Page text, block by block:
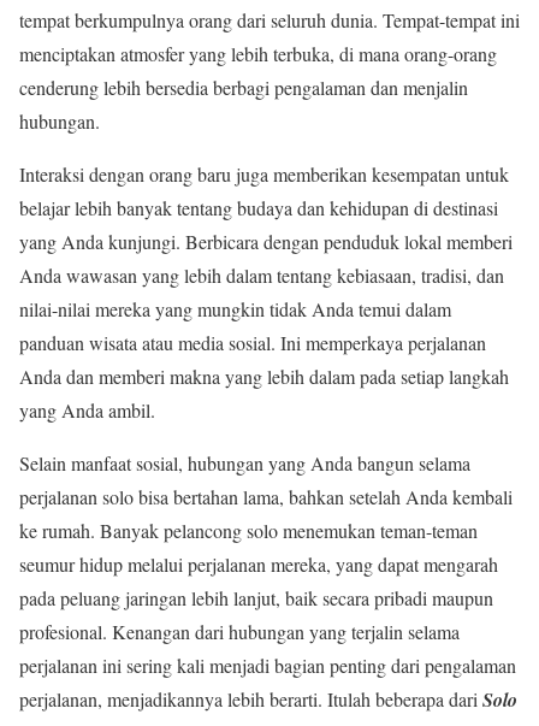
tempat berkumpulnya orang dari seluruh dunia. Tempat-tempat ini
menciptakan atmosfer yang lebih terbuka, di mana orang-orang
cenderung lebih bersedia berbagi pengalaman dan menjalin
hubungan.
Interaksi dengan orang baru juga memberikan kesempatan untuk
belajar lebih banyak tentang budaya dan kehidupan di destinasi
yang Anda kunjungi. Berbicara dengan penduduk lokal memberi
Anda wawasan yang lebih dalam tentang kebiasaan, tradisi, dan
nilai-nilai mereka yang mungkin tidak Anda temui dalam
panduan wisata atau media sosial. Ini memperkaya perjalanan
Anda dan memberi makna yang lebih dalam pada setiap langkah
yang Anda ambil.
Selain manfaat sosial, hubungan yang Anda bangun selama
perjalanan solo bisa bertahan lama, bahkan setelah Anda kembali
ke rumah. Banyak pelancong solo menemukan teman-teman
seumur hidup melalui perjalanan mereka, yang dapat mengarah
pada peluang jaringan lebih lanjut, baik secara pribadi maupun
profesional. Kenangan dari hubungan yang terjalin selama
perjalanan ini sering kali menjadi bagian penting dari pengalaman
perjalanan, menjadikannya lebih berarti. Itulah beberapa dari Solo